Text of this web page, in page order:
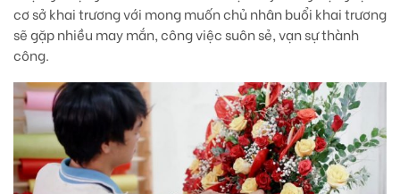
cơ sở khai trương với mong muốn chủ nhân buổi khai trương
sẽ gặp nhiều may mắn, công việc suôn sẻ, vạn sự thành
công.